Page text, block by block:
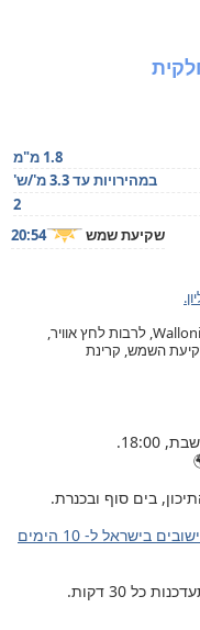
1.8 מ"מ
במהירויות עד 3.3 מ'/ש'
2
שקיעת שמש 20:54
תחזית מזג האוויר בליאז', ל- 10 ימים הקרובים בWallonia, לרבות לחץ אוויר,
השמש, קרינת
בים סוף ובכנרת.
מזג האוויר ב- 203 ערים ויישובים בישראל ל- 10 הימים
30 דקות.